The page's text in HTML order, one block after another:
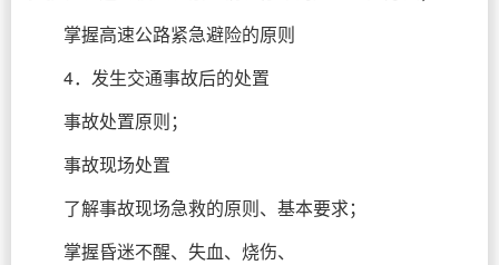
掌握高速公路紧急避险的原则
4．发生交通事故后的处置
事故处置原则；
事故现场处置
了解事故现场急救的原则、基本要求；
掌握昏迷不醒、失血、烧伤、